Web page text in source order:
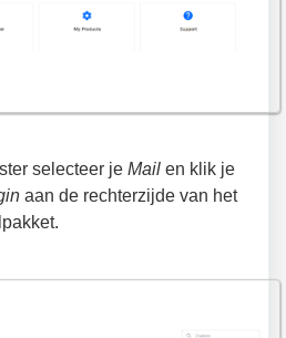
selecteer je Mail en klik je
aan de rechterzijde van het